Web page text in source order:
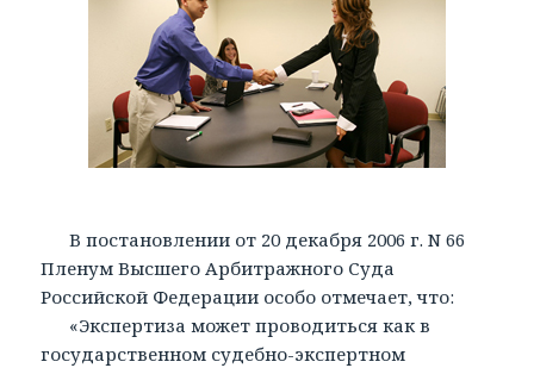
В постановлении от 20 декабря 2006 г. N 66
Пленум Высшего Арбитражного Суда
Российской Федерации особо отмечает, что:
«Экспертиза может проводиться как в
государственном судебно-экспертном